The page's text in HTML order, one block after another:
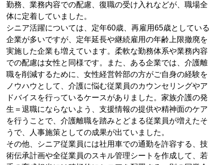
勤務、業務内容での配慮、復職の受け入れなどが、職場全
体に定着していました。
シニア活躍については、定年60歳、再雇用65歳としている
企業が多いですが、定年延長や継続雇用の年齢上限撤廃を
実施した企業も増えています。柔軟な勤務体系や業務内容
での配慮は女性と同様です。また、ある企業では、介護離
職を削減するために、女性経営幹部の方がご自身の経験を
ノウハウとして、介護に悩む従業員のカウンセリングやア
ドバイスを行っているケースがありました。家族介護の発
生＝退職にならないよう、支援情報の提供や精神面のケア
を行うことで、介護離職を踏みとどまる従業員が増えたそ
うで、人事施策としての成果が出ていました。
その他、シニア従業員には社用車での通勤を許容する、技
術伝承計画や全従業員のスキル管理シートを作成して、若